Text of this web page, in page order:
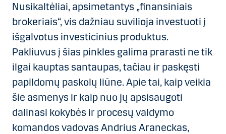
Nusikaltėliai, apsimetantys „finansiniais
brokeriais“, vis dažniau suvilioja investuoti į
išgalvotus investicinius produktus.
Pakliuvus į šias pinkles galima prarasti ne tik
ilgai kauptas santaupas, tačiau ir paskęsti
papildomų paskolų liūne. Apie tai, kaip veikia
šie asmenys ir kaip nuo jų apsisaugoti
dalinasi kokybės ir procesų valdymo
komandos vadovas Andrius Araneckas,